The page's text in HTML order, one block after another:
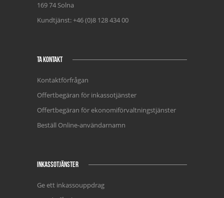
169 74 Solna
Kundtjänst: +46 (0)8 128 434 00
TA KONTAKT
Kontaktförfrågan
Offertbegäran för inkassotjänster
Offertbegäran för ekonomiförvaltningstjänster
Beställ Online-användarnamn
INKASSOTJÄNSTER
Ge ett inkassouppdrag